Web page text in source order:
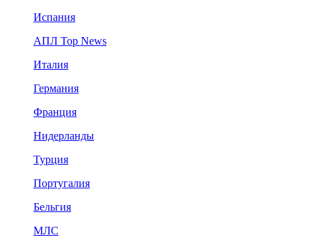
Испания
АПЛ Top News
Италия
Германия
Франция
Нидерланды
Турция
Португалия
Бельгия
МЛС